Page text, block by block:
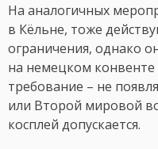
На аналогичных
в Кёльне, тоже
ограничения, однако
на немецком конвенте
требование – не
или Второй мировой
косплей допускается.